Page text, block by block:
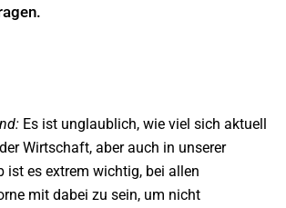
Es ist unglaublich, wie viel sich aktuell
Wirtschaft, aber auch in unserer
ist es extrem wichtig, bei allen
mit dabei zu sein, um nicht